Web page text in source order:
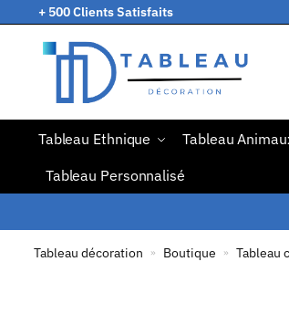
+ 500 Clients Satisfaits
Tableau Ethnique Tableau
Tableau Personnalisé
Tableau décoration » Boutique » Tableau